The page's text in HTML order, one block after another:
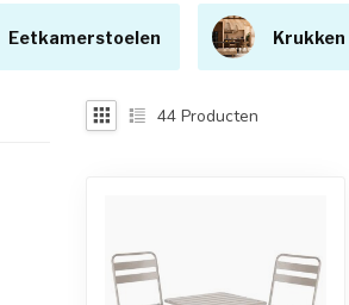
Eetkamerstoelen Krukken
44 Producten